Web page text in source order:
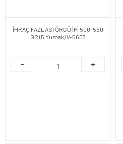
İHRAÇ FAZLASI ÖRGÜ İPİ 500-550
GR (5 Yumak) V-5603